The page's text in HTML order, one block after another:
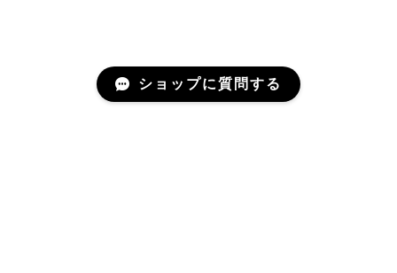
ショップに質問する